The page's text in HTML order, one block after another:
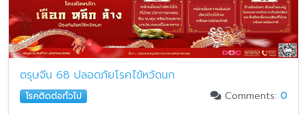
ตรุษจีน 68 ปลอดภัยโรคไข้หวัดนก
โรคติดต่อทั่วไป Comments: 0